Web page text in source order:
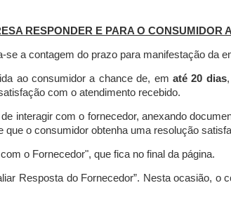
RESPONDER E PARA O CONSUMIDOR
se a contagem do prazo para manifestação da
ao consumidor a chance de, em até 20 dias
com o atendimento recebido.
interagir com o fornecedor, anexando
o consumidor obtenha uma resolução
o Fornecedor", que fica no final da página.
Resposta do Fornecedor”. Nesta ocasião,